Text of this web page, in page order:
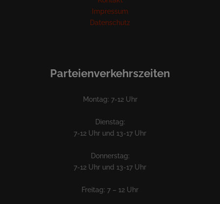
Impressum
Datenschutz
Parteienverkehrszeiten
Montag: 7-12 Uhr
Dienstag:
7-12 Uhr und 13-17 Uhr
Donnerstag:
7-12 Uhr und 13-17 Uhr
Freitag: 7 – 12 Uhr